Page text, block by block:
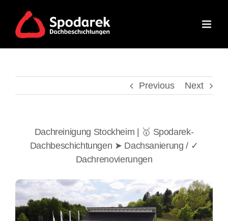
content
Previous Next
Dachreinigung Stockheim | 🥇 Spodarek-
Dachbeschichtungen ➤ Dachsanierung / ✓
Dachrenovierungen